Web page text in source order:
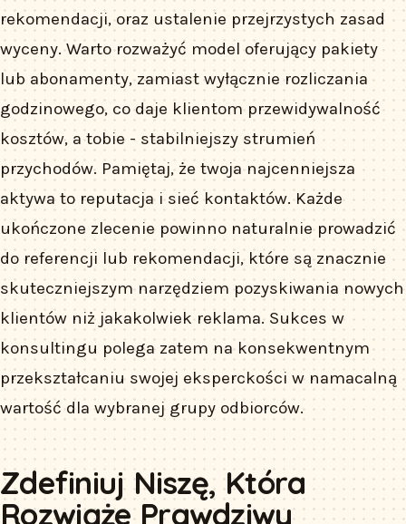
rekomendacji, oraz ustalenie przejrzystych zasad
wyceny. Warto rozważyć model oferujący pakiety
lub abonamenty, zamiast wyłącznie rozliczania
godzinowego, co daje klientom przewidywalność
kosztów, a tobie - stabilniejszy strumień
przychodów. Pamiętaj, że twoja najcenniejsza
aktywa to reputacja i sieć kontaktów. Każde
ukończone zlecenie powinno naturalnie prowadzić
do referencji lub rekomendacji, które są znacznie
skuteczniejszym narzędziem pozyskiwania nowych
klientów niż jakakolwiek reklama. Sukces w
konsultingu polega zatem na konsekwentnym
przekształcaniu swojej eksperckości w namacalną
wartość dla wybranej grupy odbiorców.
Zdefiniuj Niszę, Która
Rozwiąże Prawdziwy